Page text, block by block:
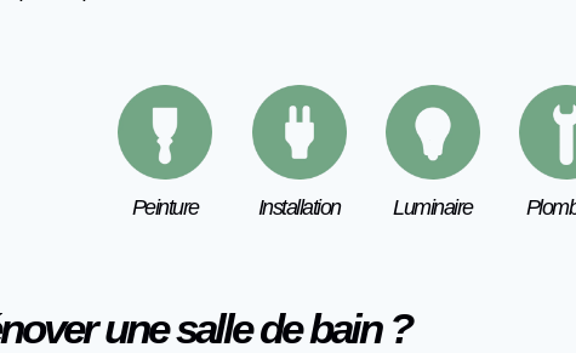
Peinture Installation Luminaire
une salle de bain ?